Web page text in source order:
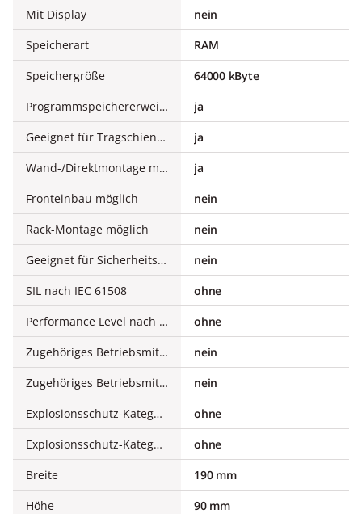
Mit Display
nein
Speicherart
RAM
Speichergröße
64000 kByte
Programmspeichererweiterung möglich
ja
Geeignet für Tragschienenmontage
ja
Wand-/Direktmontage möglich
ja
Fronteinbau möglich
nein
Rack-Montage möglich
nein
Geeignet für Sicherheitsfunktionen
nein
SIL nach IEC 61508
ohne
Performance Level nach EN ISO 13849-1
ohne
Zugehöriges Betriebsmittel (Ex ia)
nein
Zugehöriges Betriebsmittel (Ex ib)
nein
Explosionsschutz-Kategorie für Gas
ohne
Explosionsschutz-Kategorie für Staub
ohne
Breite
190 mm
Höhe
90 mm